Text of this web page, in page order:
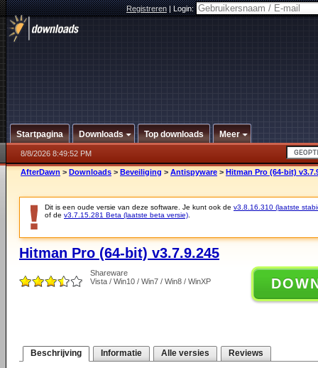
Registreren|Login:
Startpagina Downloads Top downloads Meer
8/8/2026 8:49:52 PM
AfterDawn > Downloads > Beveiliging > Antispyware > Hitman Pro (64-bit)
Dit is een oude versie van deze software. Je kunt ook de v3.8.16.310 (laatste
of de v3.7.15.281 Beta (laatste beta versie)
Hitman Pro (64-bit) v3.7.9.245
Shareware
Vista / Win10 / Win7 / Win8 / WinXP
Beschrijving Informatie Alle versies Reviews